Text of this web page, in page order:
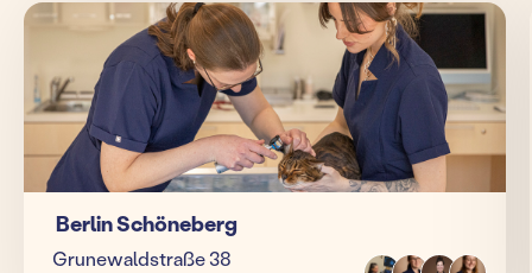
Berlin Schöneberg
Grunewaldstraße 38